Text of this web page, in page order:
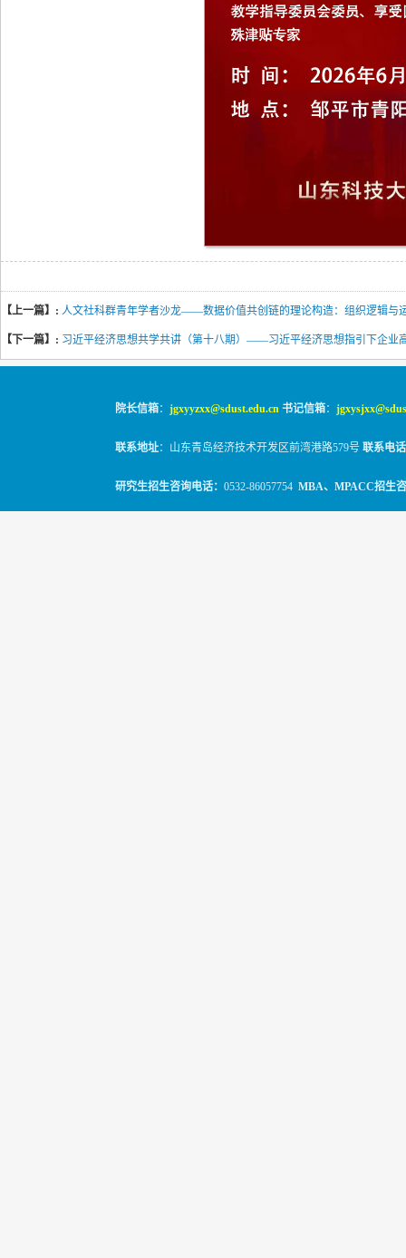
【上一篇】: 人文社科群青年学者沙龙——数据价值共创链的理论构造：组织逻辑与
【下一篇】: 习近平经济思想共学共讲（第十八期）——习近平经济思想指引下企业
院长信箱： jgxyyzxx@sdust.edu.cn 书记信箱：
联系地址：山东青岛经济技术开发区前湾港路579号 联系电话
研究生招生咨询电话： 0532-86057754 MBA、MPACC招生